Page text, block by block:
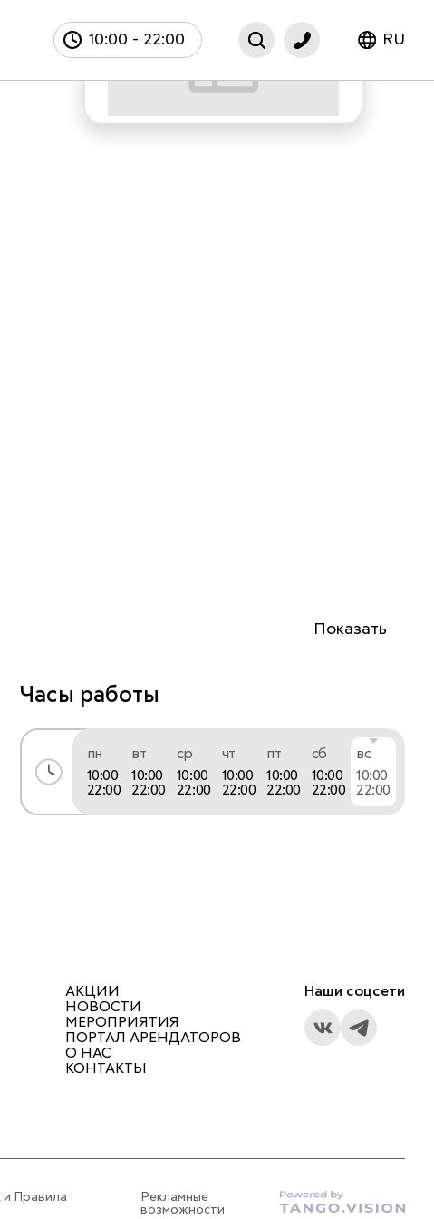
10:00 - 22:00 RU
Показать
Часы работы
пн
10:00
22:00
вт
10:00
22:00
ср
10:00
22:00
чт
10:00
22:00
пт
10:00
22:00
сб
10:00
22:00
вс
10:00
22:00
АКЦИИ
НОВОСТИ
МЕРОПРИЯТИЯ
ПОРТАЛ АРЕНДАТОРОВ
О НАС
КОНТАКТЫ
Наши соцсети
и Правила
Рекламные
возможности